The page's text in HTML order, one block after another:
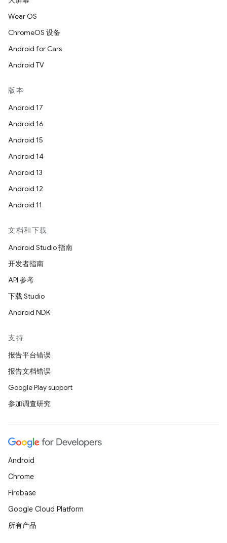
Wear OS
ChromeOS 设备
Android for Cars
Android TV
版本
Android 17
Android 16
Android 15
Android 14
Android 13
Android 12
Android 11
文档和下载
Android Studio 指南
开发者指南
API 参考
下载 Studio
Android NDK
支持
报告平台错误
报告文档错误
Google Play support
参加调查研究
Android
Chrome
Firebase
Google Cloud Platform
所有产品